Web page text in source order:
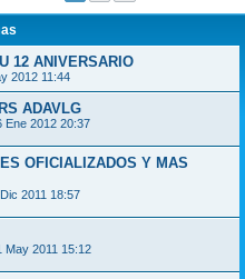
12 ANIVERSARIO
2012 11:44
ADAVLG
Ene 2012 20:37
OFICIALIZADOS Y MAS
2011 18:57
May 2011 15:12